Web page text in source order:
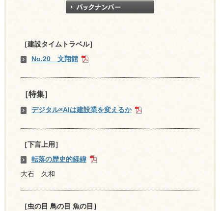
［建設タイムトラベル］
No.20 文翔館
［特集］
デジタル×AIは建設業を変えるか
［下言上用］
転落の歴史的経緯
大石 久和
［虫の目 鳥の目 魚の目］